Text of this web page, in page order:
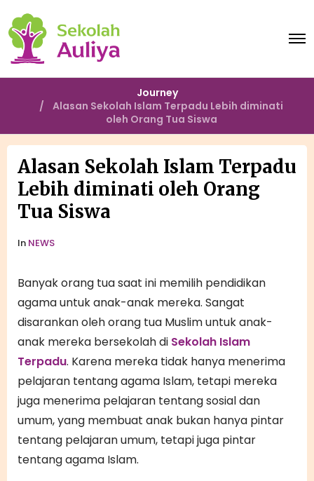
O
n
Journey
Alasan Sekolah Islam Terpadu Lebih diminati
oleh Orang Tua Siswa
Alasan Sekolah Islam Terpadu
Lebih diminati oleh Orang
Tua Siswa
In NEWS
Banyak orang tua saat ini memilih pendidikan
agama untuk anak-anak mereka. Sangat
disarankan oleh orang tua Muslim untuk anak-
anak mereka bersekolah di Sekolah Islam
Terpadu. Karena mereka tidak hanya menerima
pelajaran tentang agama Islam, tetapi mereka
juga menerima pelajaran tentang sosial dan
umum, yang membuat anak bukan hanya pintar
tentang pelajaran umum, tetapi juga pintar
tentang agama Islam.